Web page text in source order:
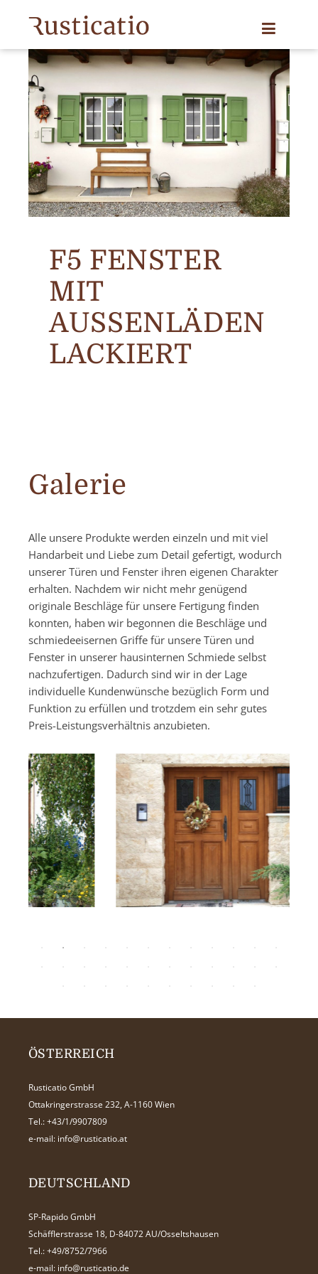
F5 FENSTER
MIT
AUSSENLÄDEN L
ACKIERT
Galerie
Alle unsere Produkte werden einzeln und mit viel
Handarbeit und Liebe zum Detail gefertigt, wodurch
unserer Türen und Fenster ihren eigenen Charakter
erhalten. Nachdem wir nicht mehr genügend
originale Beschläge für unsere Fertigung finden
konnten, haben wir begonnen die Beschläge und
schmiedeeisernen Griffe für unsere Türen und
Fenster in unserer hausinternen Schmiede selbst
nachzufertigen. Dadurch sind wir in der Lage
individuelle Kundenwünsche bezüglich Form und
Funktion zu erfüllen und trotzdem ein sehr gutes
Preis-Leistungsverhältnis anzubieten.
ÖSTERREICH
Rusticatio GmbH
Ottakringerstrasse 232, A-1160 Wien
Tel.: +43/1/9907809
e-mail: info@rusticatio.at
DEUTSCHLAND
SP-Rapido GmbH
Schäfflerstrasse 18, D-84072 AU/Osseltshausen
Tel.: +49/8752/7966
e-mail: info@rusticatio.de